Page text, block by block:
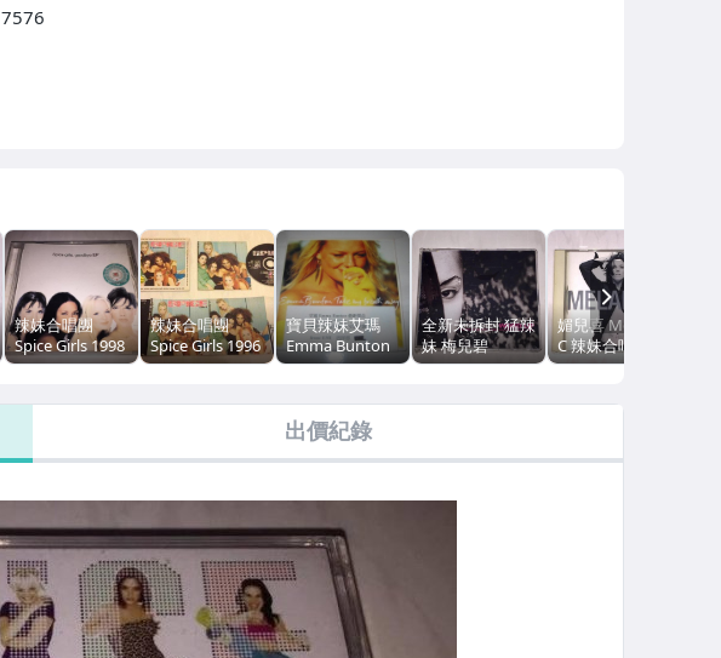
辣妹合唱團
Spice Girls 1998
再見不解散
EMI 新加坡版 迷
辣妹合唱團
Spice Girls 1996
2 Become 1 聖
維京音樂 英國限
寶貝辣妹艾瑪
Emma Bunton
辣妹合唱團
Take My Breath
Away / EMI 歐
洲版 宣傳單曲
CD
全新未拆封 猛辣
妹 梅兒碧
Melanie B Spice
Up - EMI 台灣版
媚兒喜 Melanie
C 辣妹合唱團
Spice Girls 2003
本版專輯 CD 附
出價紀錄